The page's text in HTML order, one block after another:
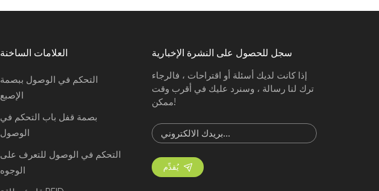
العلامات الساخنة
التحكم في الوصول ببصمة
الإصبع
بصمة قفل باب التحكم في
الوصول
التحكم في الوصول للتعرف على
الوجوه
سجل للحصول على النشرة الإخبارية
إذا كانت لديك أسئلة أو اقتراحات ، فالرجاء
ترك لنا رسالة ، وسنرد عليك في أقرب وقت
ممكن!
يُقدِّم